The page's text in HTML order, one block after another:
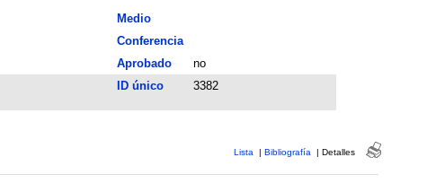
Medio
Conferencia
Aprobado
no
ID único 3382
Lista | Bibliografía | Detalles